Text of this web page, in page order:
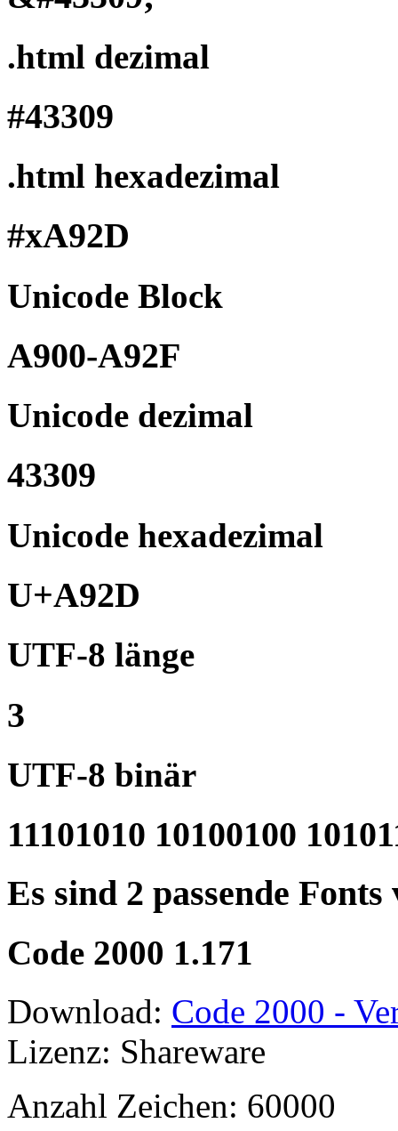
.html dezimal
#43309
.html hexadezimal
#xA92D
Unicode Block
A900-A92F
Unicode dezimal
43309
Unicode hexadezimal
U+A92D
UTF-8 länge
3
UTF-8 binär
11101010 10100100
Es sind 2 passende
Code 2000 1.171
Download: Code 2000 -
Lizenz: Shareware
Anzahl Zeichen: 60000